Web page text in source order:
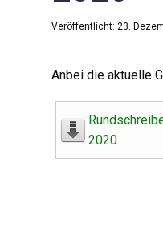
Veröffentlicht: 23.
Anbei die aktuelle
2020